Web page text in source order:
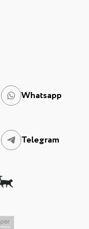
Whatsapp
Telegram